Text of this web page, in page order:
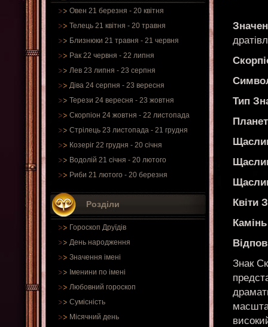
Овен 21 березня - 20 квітня
Телець 21 квітня - 20 травня
Близнюки 21 травня - 21 червня
Рак 22 червня - 22 липня
Лев 23 липня - 23 серпня
Діва 24 серпня - 23 вересня
Терези 24 вересня - 23 жовтня
Скорпіон 24 жовтня - 22 листопада
Стрілець 23 листопада - 21 грудня
Козеріг 22 грудня - 20 січня
Водолій 21 січня - 20 лютого
Риби 21 лютого - 20 березня
Розділи
Гороскоп Друїдів
День народження
Значення імені
Іменини по імені
Любовний гороскоп
Сумісність
Місячний день
Тип
Квіти
Знак